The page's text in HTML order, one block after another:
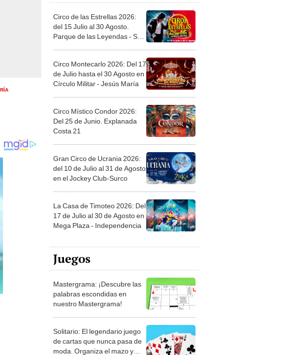
Circo de las Estrellas 2026:
del 15 Julio al 30 Agosto.
Parque de las Leyendas - San
Circo Montecarlo 2026: Del 17
de Julio hasta el 30 Agosto en
Círculo Militar - Jesús María
Circo Místico Condor 2026:
Del 25 de Junio. Explanada
Costa 21
Gran Circo de Ucrania 2026:
del 10 de Julio al 31 de Agosto
en el Jockey Club-Surco
La Casa de Timoteo 2026: Del
17 de Julio al 30 de Agosto en
Mega Plaza - Independencia
Juegos
Mastergrama: ¡Descubre las
palabras escondidas en
nuestro Mastergrama!
Solitario: El legendario juego
de cartas que nunca pasa de
moda. Organiza el mazo y